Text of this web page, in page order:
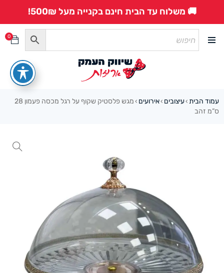
🚚 משלוח עד הבית חינם בקנייה מעל 500₪!
0
עמוד הבית ›עיצובים ›אירועים ›
מגש פלסטיק שקוף על רגל מכסה פעמון 28
ס”מ זהב